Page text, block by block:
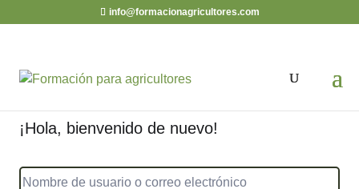
info@formacionagricultores.com
¡Hola, bienvenido de nuevo!